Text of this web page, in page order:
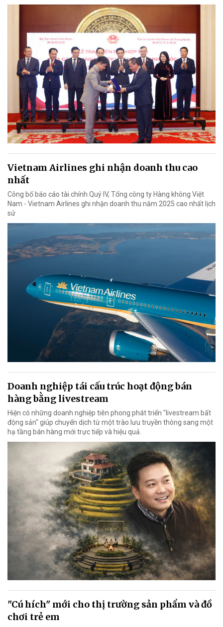
Vietnam Airlines ghi nhận doanh thu cao
nhất
Công bố báo cáo tài chính Quý IV, Tổng công ty Hàng không Việt
Nam - Vietnam Airlines ghi nhận doanh thu năm 2025 cao nhất lịch
sử
Doanh nghiệp tái cấu trúc hoạt động bán
hàng bằng livestream
Hiện có những doanh nghiệp tiên phong phát triển "livestream bất
động sản" giúp chuyển dịch từ một trào lưu truyền thông sang một
hạ tầng bán hàng mới trực tiếp và hiệu quả.
"Cú hích" mới cho thị trường sản phẩm và đồ
chơi trẻ em